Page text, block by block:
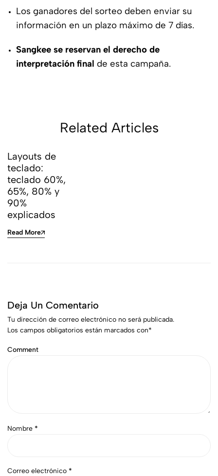
Los ganadores del sorteo deben enviar su
información en un plazo máximo de 7 días.
Sangkee se reservan el derecho de
interpretación final de esta campaña.
Related Articles
Layouts de
teclado:
teclado 60%,
65%, 80% y
90%
explicados
Read More
Deja Un Comentario
Tu dirección de correo electrónico no será publicada.
Los campos obligatorios están marcados con*
Comment
Nombre *
Correo electrónico *